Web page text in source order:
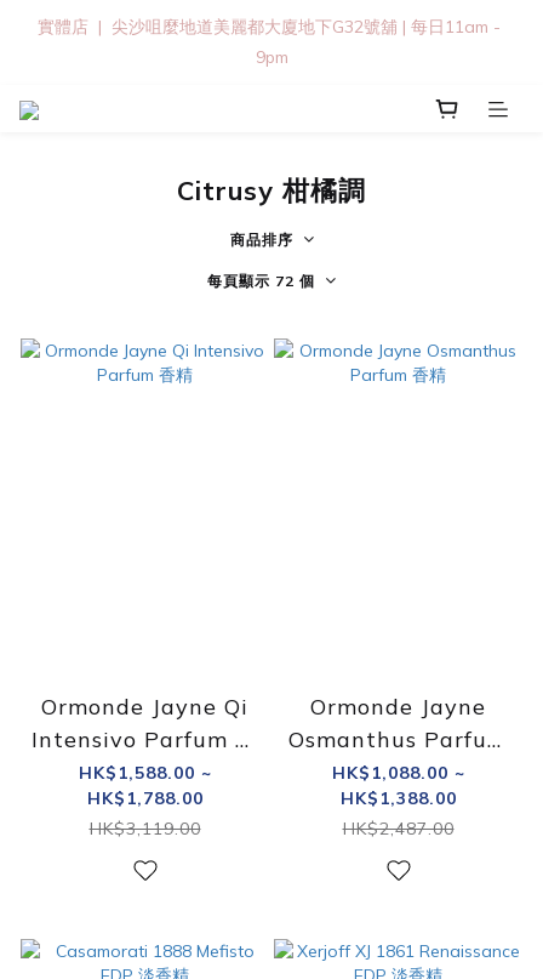
實體店  |  尖沙咀麼地道美麗都大廈地下G32號舖 | 每日11am -
9pm
Citrusy 柑橘調
商品排序
每頁顯示 72 個
Ormonde Jayne Qi
Intensivo Parfum 香
精
HK$1,588.00 ~
HK$1,788.00
HK$3,119.00
Ormonde Jayne
Osmanthus Parfum
香精
HK$1,088.00 ~
HK$1,388.00
HK$2,487.00